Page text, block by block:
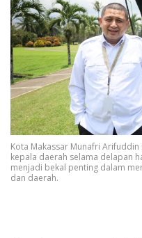
Kota Makassar Munafri
kepala daerah selama delapan
menjadi bekal penting dalam
dan daerah.